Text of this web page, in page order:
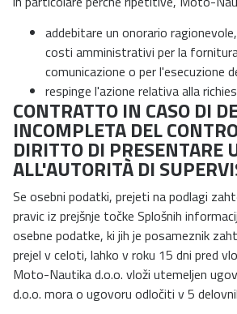
addebitare un onorario
costi amministrativi per la
comunicazione o per l'esecuzione
respinge l'azione relativa alla
CONTRATTO IN CASO DI
INCOMPLETA DEL
DIRITTO DI PRESENTARE
ALL'AUTORITÀ DI
Se osebni podatki, prejeti na podlagi
pravic iz prejšnje točke Splošnih
osebne podatke, ki jih je posameznik
prejel v celoti, lahko v roku 15 dni pred
Moto-Nautika d.o.o. vloži utemeljen
d.o.o. mora o ugovoru odločiti v 5